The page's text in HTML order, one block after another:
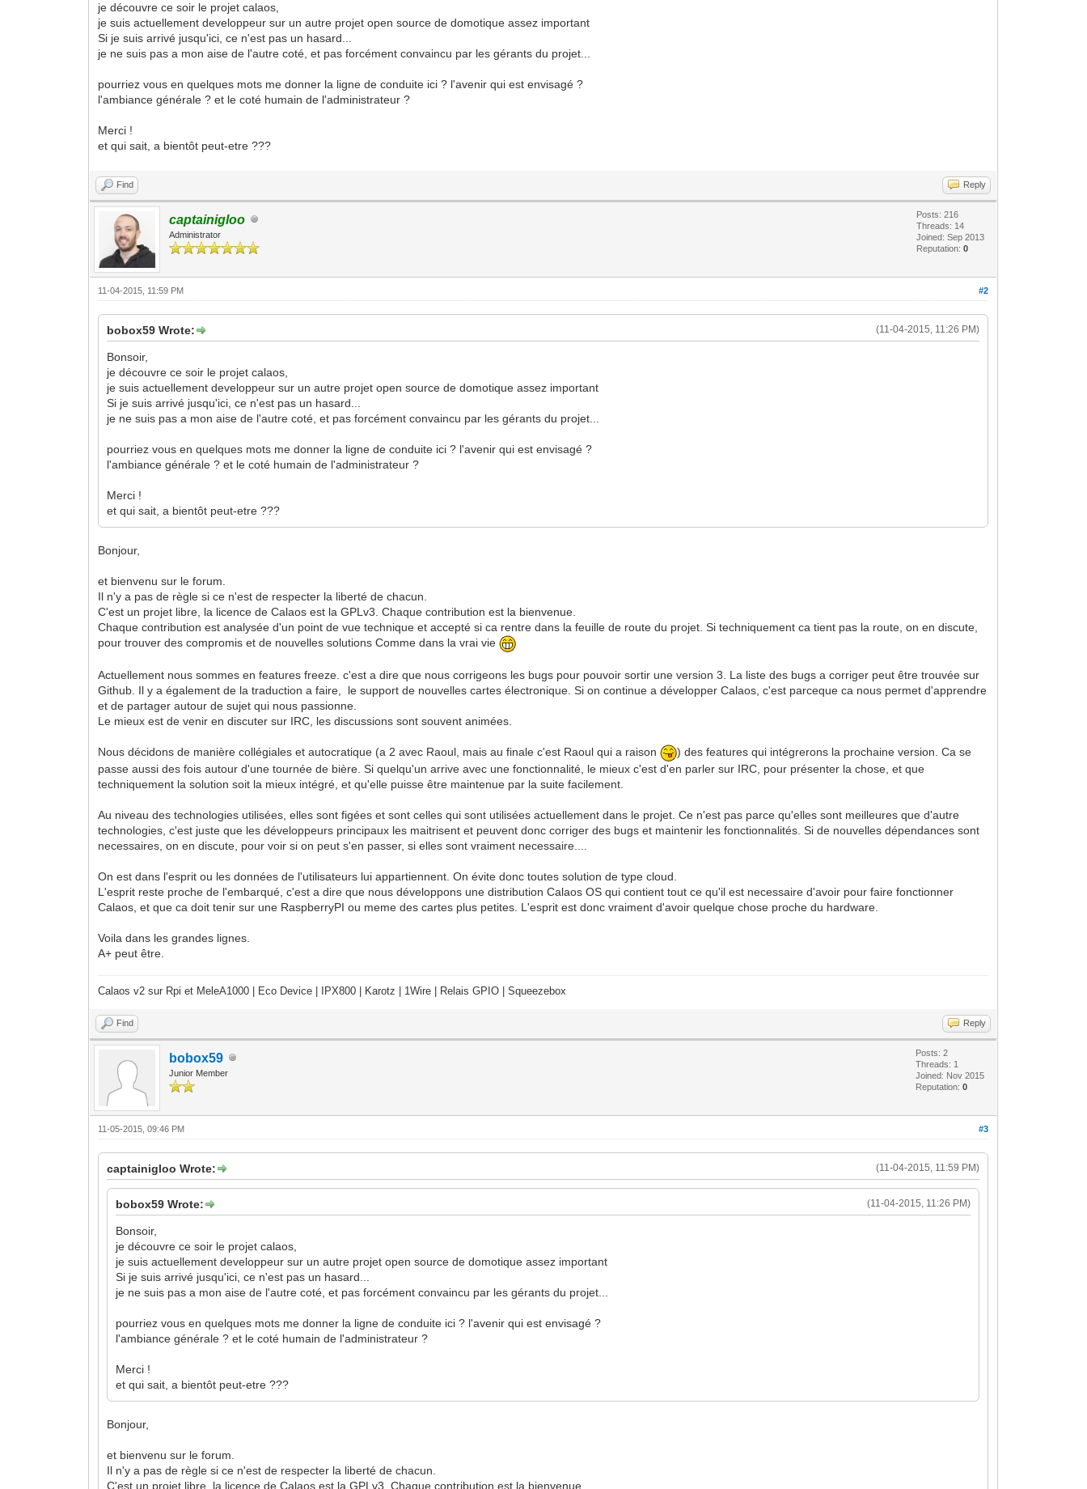
je découvre ce soir le projet calaos,
je suis actuellement developpeur sur un autre projet open source de domotique assez important
Si je suis arrivé jusqu'ici, ce n'est pas un hasard...
je ne suis pas a mon aise de l'autre coté, et pas forcément convaincu par les gérants du projet...
pourriez vous en quelques mots me donner la ligne de conduite ici ? l'avenir qui est envisagé ?
l'ambiance générale ? et le coté humain de l'administrateur ?
Merci !
et qui sait, a bientôt peut-etre ???
Find Reply
captainigloo
Administrator
Posts: 216
Threads: 14
Joined: Sep 2013
Reputation:0
#2
11-04-2015, 11:59 PM
(11-04-2015, 11:26 PM)
bobox59 Wrote:
Bonsoir,
je découvre ce soir le projet calaos,
je suis actuellement developpeur sur un autre projet open source de domotique assez important
Si je suis arrivé jusqu'ici, ce n'est pas un hasard...
je ne suis pas a mon aise de l'autre coté, et pas forcément convaincu par les gérants du projet...
pourriez vous en quelques mots me donner la ligne de conduite ici ? l'avenir qui est envisagé ?
l'ambiance générale ? et le coté humain de l'administrateur ?
Merci !
et qui sait, a bientôt peut-etre ???
Bonjour,
et bienvenu sur le forum.
Il n'y a pas de règle si ce n'est de respecter la liberté de chacun.
C'est un projet libre, la licence de Calaos est la GPLv3. Chaque contribution est la bienvenue.
Chaque contribution est analysée d'un point de vue technique et accepté si ca rentre dans la feuille de route du projet. Si techniquement ca tient pas la route, on en discute,
pour trouver des compromis et de nouvelles solutions Comme dans la vrai vie
Actuellement nous sommes en features freeze. c'est a dire que nous corrigeons les bugs pour pouvoir sortir une version 3. La liste des bugs a corriger peut être trouvée sur
Github. Il y a également de la traduction a faire, le support de nouvelles cartes électronique. Si on continue a développer Calaos, c'est parceque ca nous permet d'apprendre
et de partager autour de sujet qui nous passionne.
Le mieux est de venir en discuter sur IRC, les discussions sont souvent animées.
Nous décidons de manière collégiales et autocratique (a 2 avec Raoul, mais au finale c'est Raoul qui a raison
) des features qui intégrerons la prochaine version. Ca se
passe aussi des fois autour d'une tournée de bière. Si quelqu'un arrive avec une fonctionnalité, le mieux c'est d'en parler sur IRC, pour présenter la chose, et que
techniquement la solution soit la mieux intégré, et qu'elle puisse être maintenue par la suite facilement.
Au niveau des technologies utilisées, elles sont figées et sont celles qui sont utilisées actuellement dans le projet. Ce n'est pas parce qu'elles sont meilleures que d'autre
technologies, c'est juste que les développeurs principaux les maitrisent et peuvent donc corriger des bugs et maintenir les fonctionnalités. Si de nouvelles dépendances sont
necessaires, on en discute, pour voir si on peut s'en passer, si elles sont vraiment necessaire....
On est dans l'esprit ou les données de l'utilisateurs lui appartiennent. On évite donc toutes solution de type cloud.
L'esprit reste proche de l'embarqué, c'est a dire que nous développons une distribution Calaos OS qui contient tout ce qu'il est necessaire d'avoir pour faire fonctionner
Calaos, et que ca doit tenir sur une RaspberryPI ou meme des cartes plus petites. L'esprit est donc vraiment d'avoir quelque chose proche du hardware.
Voila dans les grandes lignes.
A+ peut être.
Calaos v2 sur Rpi et MeleA1000 | Eco Device | IPX800 | Karotz | 1Wire | Relais GPIO | Squeezebox
Find Reply
bobox59
Junior Member
Posts: 2
Threads: 1
Joined: Nov 2015
Reputation:0
#3
11-05-2015, 09:46 PM
(11-04-2015, 11:59 PM)
captainigloo Wrote:
(11-04-2015, 11:26 PM)
bobox59 Wrote:
Bonsoir,
je découvre ce soir le projet calaos,
je suis actuellement developpeur sur un autre projet open source de domotique assez important
Si je suis arrivé jusqu'ici, ce n'est pas un hasard...
je ne suis pas a mon aise de l'autre coté, et pas forcément convaincu par les gérants du projet...
pourriez vous en quelques mots me donner la ligne de conduite ici ? l'avenir qui est envisagé ?
l'ambiance générale ? et le coté humain de l'administrateur ?
Merci !
et qui sait, a bientôt peut-etre ???
Bonjour,
et bienvenu sur le forum.
Il n'y a pas de règle si ce n'est de respecter la liberté de chacun.
C'est un projet libre, la licence de Calaos est la GPLv3. Chaque contribution est la bienvenue.